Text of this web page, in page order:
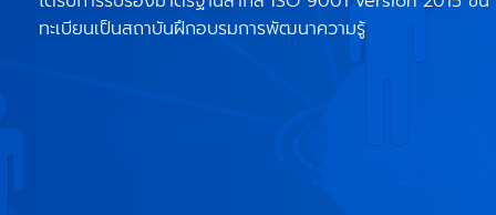
ทะเบียนเป็นสถาบันฝึกอบรมการพัฒนาความรู้